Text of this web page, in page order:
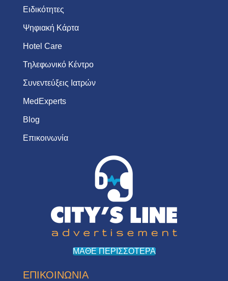
Ειδικότητες
Ψηφιακή Κάρτα
Hotel Care
Τηλεφωνικό Κέντρο
Συνεντεύξεις Ιατρών
MedExperts
Blog
Επικοινωνία
ΜΑΘΕ ΠΕΡΙΣΣΟΤΕΡΑ
ΕΠΙΚΟΙΝΩΝΙΑ